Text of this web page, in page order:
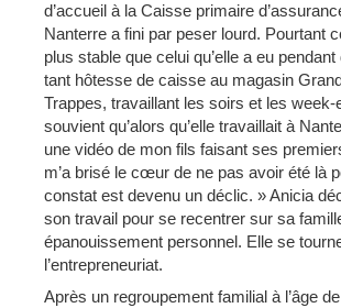
d’accueil à la Caisse primaire
Nanterre a fini par peser lourd. Pourtant
plus stable que celui qu’elle a eu
tant hôtesse de caisse au magasin
Trappes, travaillant les soirs et les week-
souvient qu’alors qu’elle travaillait à
une vidéo de mon fils faisant ses
m’a brisé le cœur de ne pas avoir été là
constat est devenu un déclic. » Anicia
son travail pour se recentrer sur sa
épanouissement personnel. Elle se
l’entrepreneuriat.
Après un regroupement familial à l’âge